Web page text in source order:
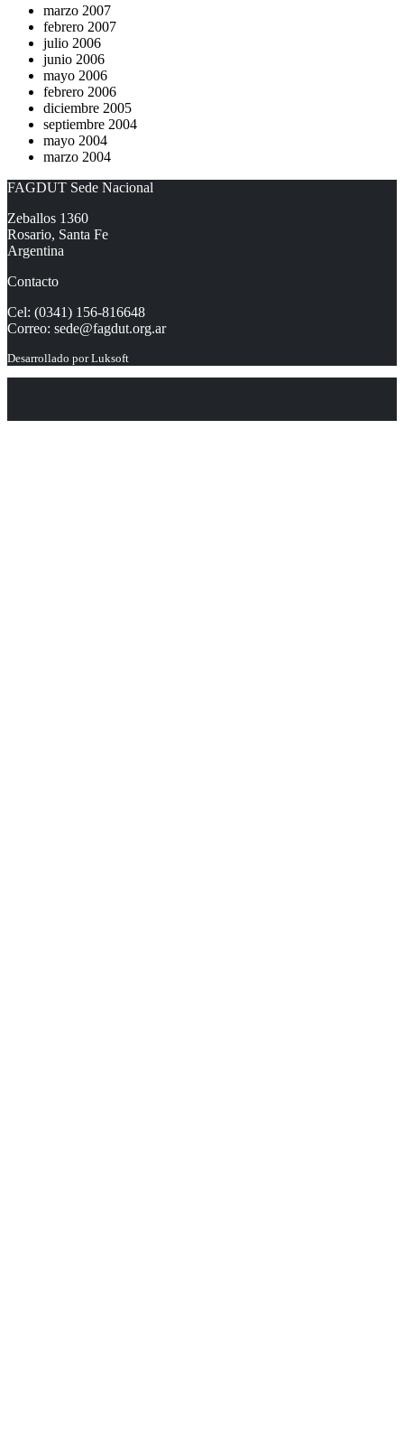
marzo 2007
febrero 2007
julio 2006
junio 2006
mayo 2006
febrero 2006
diciembre 2005
septiembre 2004
mayo 2004
marzo 2004
FAGDUT Sede Nacional
Zeballos 1360
Rosario, Santa Fe
Argentina
Contacto
Cel: (0341) 156-816648
Correo: sede@fagdut.org.ar
Desarrollado porLuksoft